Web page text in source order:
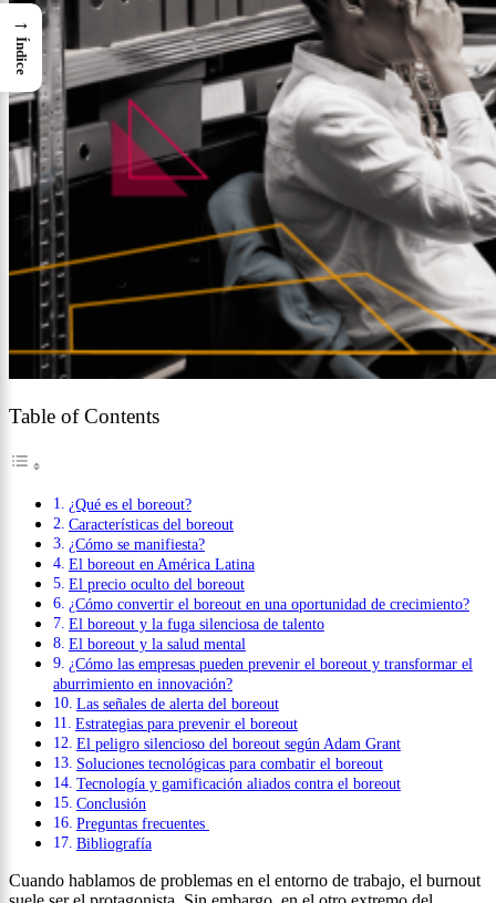
Table of Contents
¿Qué es el boreout?
Características del boreout
¿Cómo se manifiesta?
El boreout en América Latina
El precio oculto del boreout
¿Cómo convertir el boreout en una oportunidad de crecimiento?
El boreout y la fuga silenciosa de talento
El boreout y la salud mental
¿Cómo las empresas pueden prevenir el boreout y transformar el
aburrimiento en innovación?
Las señales de alerta del boreout
Estrategias para prevenir el boreout
El peligro silencioso del boreout según Adam Grant
Soluciones tecnológicas para combatir el boreout
Tecnología y gamificación aliados contra el boreout
Conclusión
Preguntas frecuentes
Bibliografía
Cuando hablamos de problemas en el entorno de trabajo, el burnout
→
Índice